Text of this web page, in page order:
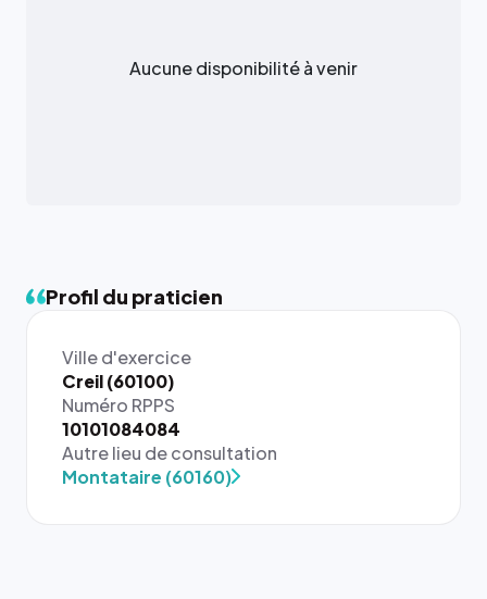
Aucune disponibilité à venir
Profil du praticien
Ville d'exercice
Creil (60100)
Numéro RPPS
10101084084
Autre lieu de consultation
Montataire (60160)
{# 40×40
: la taille
rendue par
`.profile-